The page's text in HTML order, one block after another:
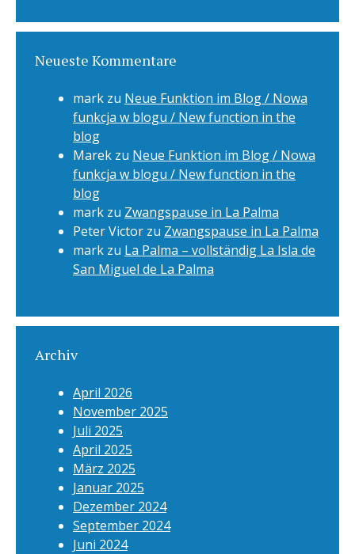
Neueste Kommentare
mark zu Neue Funktion im Blog / Nowa
funkcja w blogu / New function in the
blog
Marek zu Neue Funktion im Blog / Nowa
funkcja w blogu / New function in the
blog
mark zu Zwangspause in La Palma
Peter Victor zu Zwangspause in La Palma
mark zu La Palma – vollständig La Isla de
San Miguel de La Palma
Archiv
April 2026
November 2025
Juli 2025
April 2025
März 2025
Januar 2025
Dezember 2024
September 2024
Juni 2024